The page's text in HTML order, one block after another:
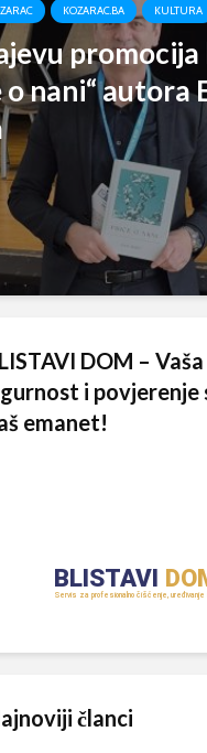
KOZARAC.BA KULTURA
o nani“ autora
DOM – Vaša
i povjerenje
emanet!
članci